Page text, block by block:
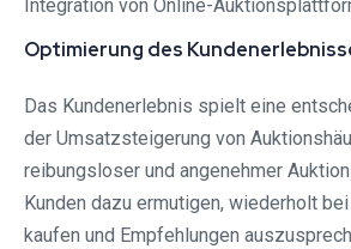
Integration von Online-
Optimierung des
Das Kundenerlebnis spielt eine
der Umsatzsteigerung von
reibungsloser und angenehmer
Kunden dazu ermutigen, wiederholt
kaufen und Empfehlungen